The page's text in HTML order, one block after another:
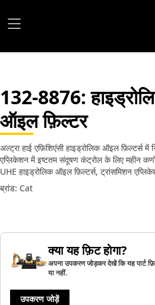
132-8876:
ऑइल फ़िल्‍टर
अल्ट्रा हाई एफ़िशिएंसी हाइड्रोलिक ऑइल फ़िल्टर्स में
एप्लिकेशन में इष्टतम संदूषण कंट्रोल के लिए महीन
UHE हाइड्रोलिक ऑइल फ़िल्टर्स, ट्रांसमिशन
ब्रांड: Cat
क्या यह फ़िट होगा?
अपना उपकरण जोड़कर देखें कि यह पार्ट
या नहीं.
उपकरण जोड़ें